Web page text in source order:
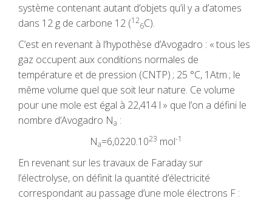
système contenant autant d’objets qu’il y a d’atomes
dans 12 g de carbone 12 (12
6C).
C’est en revenant à l’hypothèse d’Avogadro : « tous les
gaz occupent aux conditions normales de
température et de pression (CNTP) ; 25 °C, 1Atm ; le
même volume quel que soit leur nature. Ce volume
pour une mole est égal à 22,414 l » que l’on a défini le
nombre d’Avogadro Na :
Na=6,0220.1023 mol-1
En revenant sur les travaux de Faraday sur
l’électrolyse, on définit la quantité d’électricité
correspondant au passage d’une mole électrons F :